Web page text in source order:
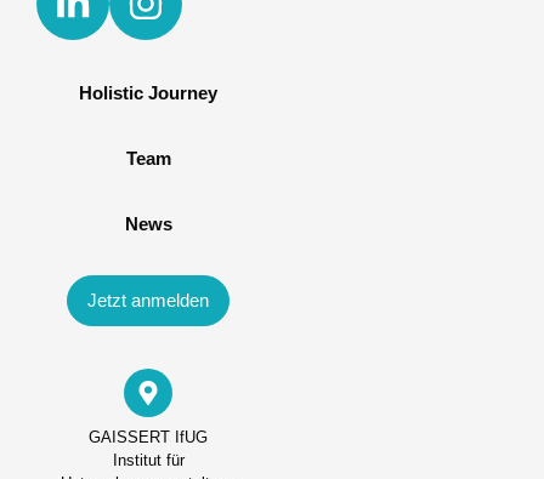
Holistic Journey
Team
News
Jetzt anmelden
GAISSERT IfUG
Institut für